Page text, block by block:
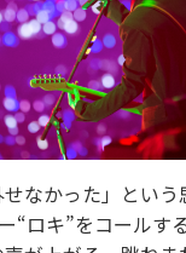
なかった」とい
“ロキ”をコールす